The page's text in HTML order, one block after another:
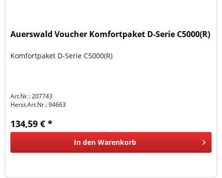
Auerswald Voucher Komfortpaket D-Serie C5000(R)
Komfortpaket D-Serie C5000(R)
Art.Nr.: 207743
Herst.Art.Nr.:94663
134,59 € *
In den Warenkorb